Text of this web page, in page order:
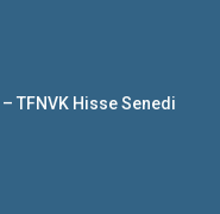
– TFNVK Hisse Senedi